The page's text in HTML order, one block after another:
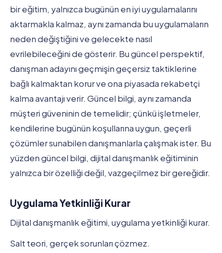
bir eğitim, yalnızca bugünün en iyi uygulamalarını
aktarmakla kalmaz, aynı zamanda bu uygulamaların
neden değiştiğini ve gelecekte nasıl
evrilebileceğini de gösterir. Bu güncel perspektif,
danışman adayını geçmişin geçersiz taktiklerine
bağlı kalmaktan korur ve ona piyasada rekabetçi
kalma avantajı verir. Güncel bilgi, aynı zamanda
müşteri güveninin de temelidir; çünkü işletmeler,
kendilerine bugünün koşullarına uygun, geçerli
çözümler sunabilen danışmanlarla çalışmak ister. Bu
yüzden güncel bilgi, dijital danışmanlık eğitiminin
yalnızca bir özelliği değil, vazgeçilmez bir gereğidir.
Uygulama Yetkinliği Kurar
Dijital danışmanlık eğitimi, uygulama yetkinliği kurar.
Salt teori, gerçek sorunları çözmez.